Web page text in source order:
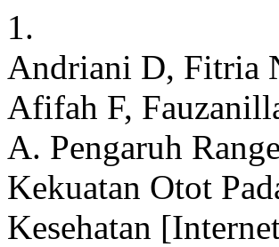
1.
Andriani D, Fitria
Afifah F,
A. Pengaruh
Kekuatan Otot
Kesehatan